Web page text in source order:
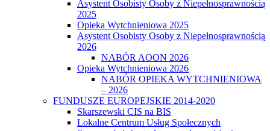
Asystent Osobisty Osoby z Niepełnosprawnością
2025
Opieka Wytchnieniowa 2025
Asystent Osobisty Osoby z Niepełnosprawnością
2026
NABÓR AOON 2026
Opieka Wytchnieniowa 2026
NABÓR OPIEKA WYTCHNIENIOWA
– 2026
FUNDUSZE EUROPEJSKIE 2014-2020
Skarszewski CIS na BIS
Lokalne Centrum Usług Społecznych